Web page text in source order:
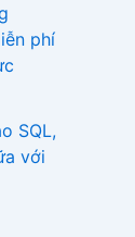
phí
SQL,
với